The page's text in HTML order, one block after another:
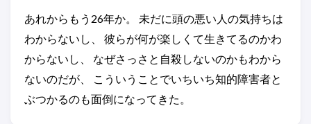
あれからもう26年か。 未だに頭の悪い人の気持ちは
わからないし、 彼らが何が楽しくて生きてるのかわ
からないし、 なぜさっさと自殺しないのかもわから
ないのだが、 こういうことでいちいち知的障害者と
ぶつかるのも面倒になってきた。